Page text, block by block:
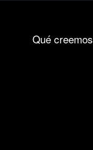
Qué creemos